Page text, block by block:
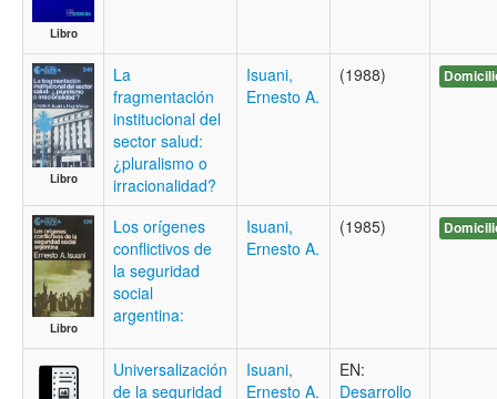
Libro
Libro
La
fragmentación
institucional del
sector salud:
¿pluralismo o
irracionalidad?
Isuani,
Ernesto A.
(1988)
Libro
Los orígenes
conflictivos de
la seguridad
social
argentina:
Isuani,
Ernesto A.
(1985)
Universalización
de la seguridad
Isuani,
Ernesto A.
EN:
Desarrollo